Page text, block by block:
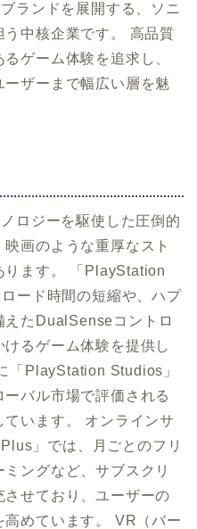
ランドを展開する、ソニ
中核企業です。 高品質
ゲーム体験を追求し、
ザーまで幅広い層を魅
ロジーを駆使した圧倒的
画のような重厚なスト
ります。 「PlayStation
ード時間の短縮や、ハプ
えたDualSenseコントロ
るゲーム体験を提供し
「PlayStation Studios」
バル市場で評価される
います。 オンラインサ
」では、月ごとのフリ
ングなど、サブスクリ
せており、ユーザーの
めています。 VR（バー